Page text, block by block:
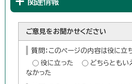
ご意見をお聞かせください
質問：このページの内容は役に立
役に立った
どちらともい
なかった